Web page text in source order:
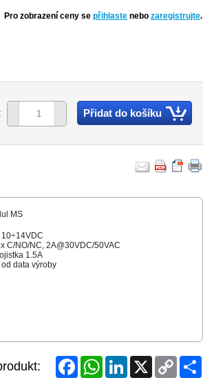
Pro zobrazení ceny se přihlaste nebo zaregistrujte.
Přidat do košíku
MS
C/NO/NC, 2A@30VDC/50VAC
1.5A
data výroby
FacebookWhatsAppLinkedInX
Copy
Link